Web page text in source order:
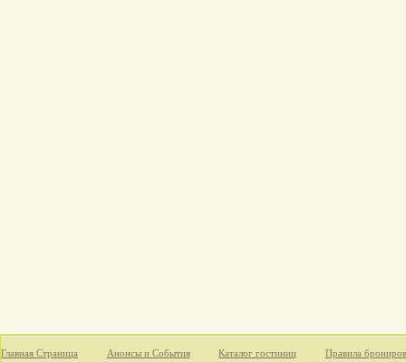
Главная Страница Анонсы и События Каталог гостиниц Правила